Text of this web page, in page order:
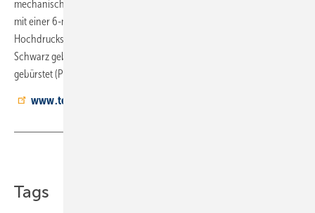
mechanischen Reinigung der Abwasserleitungen lässt sich bei Bedarf
mit einer 6-mm-Reinigungsspirale oder einem flexiblen 6-mm-
Hochdruckschlauch durchführen. Die Rinne ist in den Farbvarianten
Schwarz gebürstet, Bronze gebürstet, Messing gebürstet und Edelstahl
gebürstet (PVD-­Oberflächenveredelung) erhältlich.
www.tece.de
Tags